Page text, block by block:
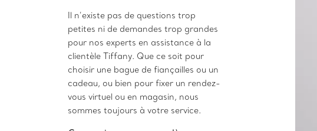
Il n’existe pas de questions trop
petites ni de demandes trop grandes
pour nos experts en assistance à la
clientèle Tiffany. Que ce soit pour
choisir une bague de fiançailles ou un
cadeau, ou bien pour fixer un rendez-
vous virtuel ou en magasin, nous
sommes toujours à votre service.